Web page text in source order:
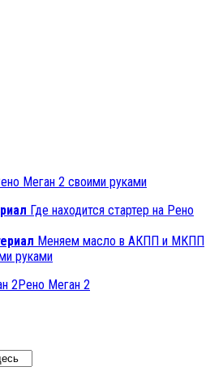
Меган 2 своими руками
Где находится стартер на Рено
Меняем масло в АКПП и МКПП
руками
2Рено Меган 2